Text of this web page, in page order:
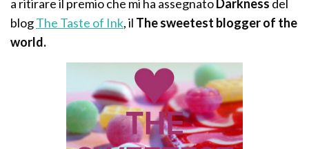
a ritirare il premio che mi ha assegnatoDarkness del
blogThe Taste of Ink, il The sweetest blogger of the
world.